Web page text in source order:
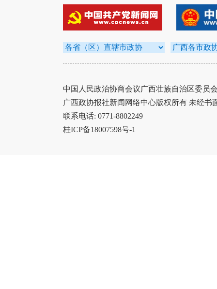
中国人民政治协商会议广西壮族自治区委员
广西政协报社新闻网络中心版权所有 未经书
联系电话: 0771-8802249
桂ICP备18007598号-1